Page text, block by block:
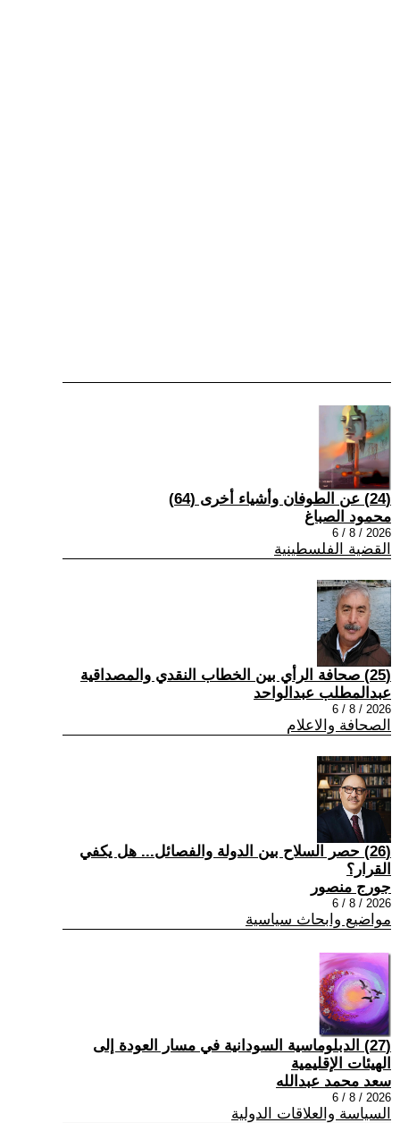
(24) عن الطوفان وأشياء أخرى (64)
محمود الصباغ
2026 / 8 / 6
القضية الفلسطينية
(25) صحافة الرأي بين الخطاب النقدي والمصداقية
عبدالمطلب عبدالواحد
2026 / 8 / 6
الصحافة والاعلام
(26) حصر السلاح بين الدولة والفصائل... هل يكفي
القرار؟
جورج منصور
2026 / 8 / 6
مواضيع وابحاث سياسية
(27) الدبلوماسية السودانية في مسار العودة إلى
الهيئات الإقليمية
سعد محمد عبدالله
2026 / 8 / 6
السياسة والعلاقات الدولية